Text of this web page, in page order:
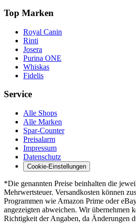
Top Marken
Royal Canin
Rinti
Josera
Purina ONE
Whiskas
Fidelis
Service
Alle Shops
Alle Marken
Spar-Counter
Preisalarm
Impressum
Datenschutz
Cookie-Einstellungen
*Die genannten Preise beinhalten die
Mehrwertsteuer. Versandkosten können
Programmen wie Amazon Prime oder
angezeigten abweichen. Wir übernehmen
Richtigkeit der Angaben, da Änderungen